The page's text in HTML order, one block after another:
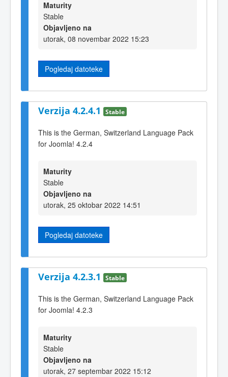
Maturity
Stable
Objavljeno na
utorak, 08 novembar 2022 15:23
Pogledaj datoteke
Verzija 4.2.4.1 Stable
This is the German, Switzerland Language Pack
for Joomla! 4.2.4
Maturity
Stable
Objavljeno na
utorak, 25 oktobar 2022 14:51
Pogledaj datoteke
Verzija 4.2.3.1 Stable
This is the German, Switzerland Language Pack
for Joomla! 4.2.3
Maturity
Stable
Objavljeno na
utorak, 27 septembar 2022 15:12